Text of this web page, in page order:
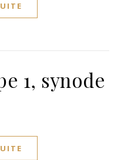
1, synode